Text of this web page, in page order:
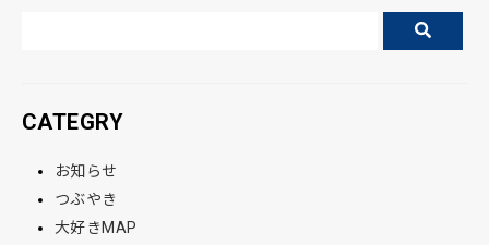
CATEGRY
お知らせ
つぶやき
大好きMAP